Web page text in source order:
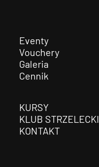
Eventy
Vouchery
Galeria
Cennik
KURSY
KLUB STRZELECKI
KONTAKT